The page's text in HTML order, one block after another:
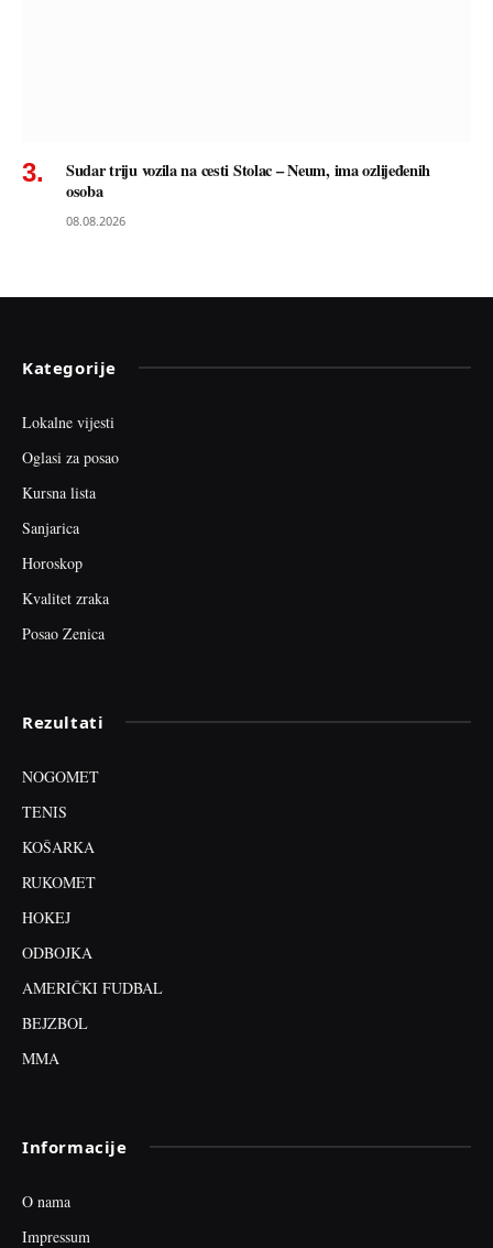
Sudar triju vozila na cesti Stolac – Neum, ima ozlijeđenih
osoba
08.08.2026
Kategorije
Lokalne vijesti
Oglasi za posao
Kursna lista
Sanjarica
Horoskop
Kvalitet zraka
Posao Zenica
Rezultati
NOGOMET
TENIS
KOŠARKA
RUKOMET
HOKEJ
ODBOJKA
AMERIČKI FUDBAL
BEJZBOL
MMA
Informacije
O nama
Impressum